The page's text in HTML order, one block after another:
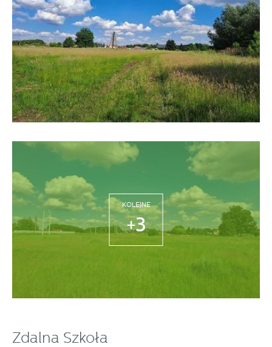
KOLEJNE
+3
Zdalna Szkoła